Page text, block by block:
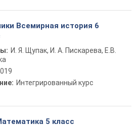
Всемирная история 6
И. Я. Щупак, И. А. Пискарева, Е.В.
Интегрированный курс
5 класс